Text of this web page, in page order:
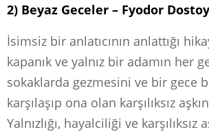
2) Beyaz Geceler – Fyodor
İsimsiz bir anlatıcının anlattığı
kapanık ve yalnız bir adamın her
sokaklarda gezmesini ve bir gece
karşılaşıp ona olan karşılıksız
Yalnızlığı, hayalciliği ve